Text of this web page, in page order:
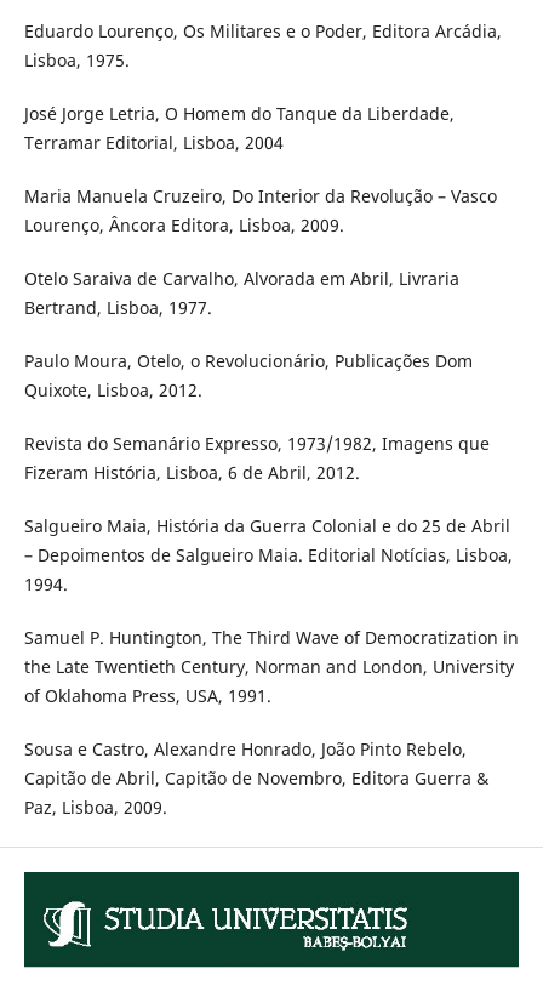
Eduardo Lourenço, Os Militares e o Poder, Editora Arcádia,
Lisboa, 1975.
José Jorge Letria, O Homem do Tanque da Liberdade,
Terramar Editorial, Lisboa, 2004
Maria Manuela Cruzeiro, Do Interior da Revolução – Vasco
Lourenço, Âncora Editora, Lisboa, 2009.
Otelo Saraiva de Carvalho, Alvorada em Abril, Livraria
Bertrand, Lisboa, 1977.
Paulo Moura, Otelo, o Revolucionário, Publicações Dom
Quixote, Lisboa, 2012.
Revista do Semanário Expresso, 1973/1982, Imagens que
Fizeram História, Lisboa, 6 de Abril, 2012.
Salgueiro Maia, História da Guerra Colonial e do 25 de Abril
– Depoimentos de Salgueiro Maia. Editorial Notícias, Lisboa,
1994.
Samuel P. Huntington, The Third Wave of Democratization in
the Late Twentieth Century, Norman and London, University
of Oklahoma Press, USA, 1991.
Sousa e Castro, Alexandre Honrado, João Pinto Rebelo,
Capitão de Abril, Capitão de Novembro, Editora Guerra &
Paz, Lisboa, 2009.